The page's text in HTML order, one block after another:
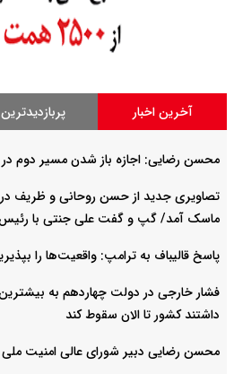
آخرین اخبار پربازدیدترین
محسن رضایی: اجازه باز شدن مسیر دوم در
تصاویری جدید از حسن روحانی و ظریف
ماسک آمد/ گپ و گفت علی جنتی با
پاسخ قالیباف به ترامپ: واقعیت‌ها را
فشار خارجی در دولت چهاردهم به
داشتند کشور تا الان سقوط کند
محسن رضایی دبیر شورای عالی امنیت